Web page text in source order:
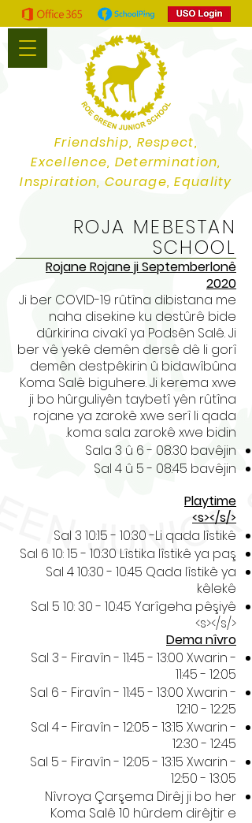
Friendship, Respect,
Excellence, Determination,
Inspiration, Courage, Equality
ROJA MEBESTAN
SCHOOL
Rojane Rojane ji Septemberlonê
2020
Ji ber COVID-19 rûtîna dibistana me
naha disekine ku destûrê bide
dûrkirina civakî ya Podsên Salê. Ji
ber vê yekê demên dersê dê li gorî
demên destpêkirin û bidawîbûna
Koma Salê biguhere. Ji kerema xwe
ji bo hûrguliyên taybetî yên rûtîna
rojane ya zarokê xwe serî li qada
koma sala zarokê xwe bidin.
Sala 3 û 6 - 08:30 bavêjin
Sal 4 û 5 - 08:45 bavêjin
Playtime
</s></s>
Sal 3 10:15 - 10:30 -Li qada lîstikê
Sal 6 10:15 - 10:30 Lîstika lîstikê ya paş
Sal 4 10:30 - 10:45 Qada lîstikê ya
kêlekê
Sal 5 10:30 - 10:45 Yarîgeha pêşiyê
</s></s>
Dema nîvro
Sal 3 - Firavîn - 11:45 - 13:00 Xwarin -
11:45 - 12:05
Sal 6 - Firavîn - 11:45 - 13:00 Xwarin -
12:10 - 12:25
Sal 4 - Firavîn - 12:05 - 13:15 Xwarin -
12:30 - 12:45
Sal 5 - Firavîn - 12:05 - 13:15 Xwarin -
12:50 - 13:05
Nîvroya Çarşema Dirêj ji bo her
Koma Salê 10 hûrdem dirêjtir e